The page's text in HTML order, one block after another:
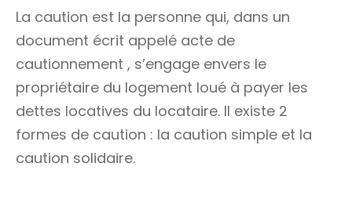
La caution est la personne qui, dans un
document écrit appelé acte de
cautionnement , s’engage envers le
propriétaire du logement loué à payer les
dettes locatives du locataire. Il existe 2
formes de caution : la caution simple et la
caution solidaire.